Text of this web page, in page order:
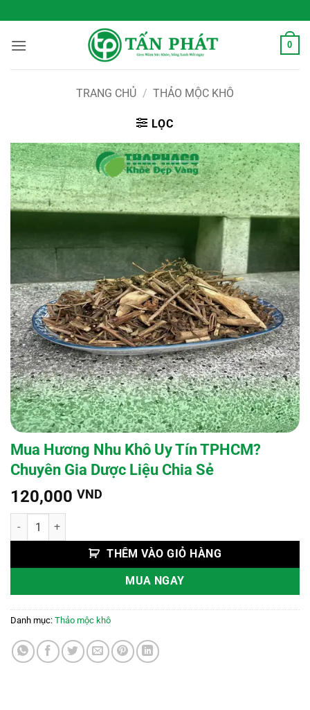
qua
nội
0
TRANG CHỦ / THẢO MỘC KHÔ
LỌC
Mua Hương Nhu Khô Uy Tín TPHCM?
Chuyên Gia Dược Liệu Chia Sẻ
120,000 VND
Mua Hương Nhu Khô Uy Tín TPHCM? Chuyên Gia Dược Liệu Chia
THÊM VÀO GIỎ HÀNG
MUA NGAY
Danh mục: Thảo mộc khô